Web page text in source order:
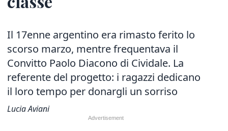
Il 17enne argentino era rimasto ferito lo
scorso marzo, mentre frequentava il
Convitto Paolo Diacono di Cividale. La
referente del progetto: i ragazzi dedicano
il loro tempo per donargli un sorriso
Lucia Aviani